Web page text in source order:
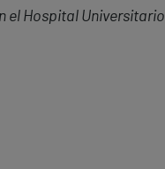
el Hospital Universitario